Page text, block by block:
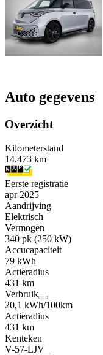
Auto gegevens
Overzicht
Kilometerstand
14.473 km
Eerste registratie
apr 2025
Aandrijving
Elektrisch
Vermogen
340 pk (250 kW)
Accucapaciteit
79 kWh
Actieradius
431 km
Verbruik
20,1 kWh/100km
Actieradius
431 km
Kenteken
V-57-LJV